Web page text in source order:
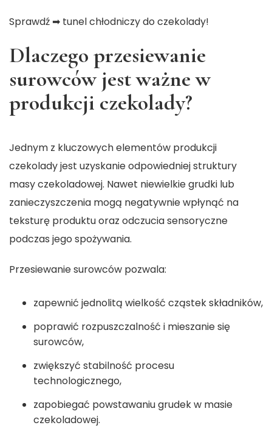
Sprawdź ➡ tunel chłodniczy do czekolady!
Dlaczego przesiewanie
surowców jest ważne w
produkcji czekolady?
Jednym z kluczowych elementów produkcji
czekolady jest uzyskanie odpowiedniej struktury
masy czekoladowej. Nawet niewielkie grudki lub
zanieczyszczenia mogą negatywnie wpłynąć na
teksturę produktu oraz odczucia sensoryczne
podczas jego spożywania.
Przesiewanie surowców pozwala:
zapewnić jednolitą wielkość cząstek składników,
poprawić rozpuszczalność i mieszanie się
surowców,
zwiększyć stabilność procesu
technologicznego,
zapobiegać powstawaniu grudek w masie
czekoladowej.